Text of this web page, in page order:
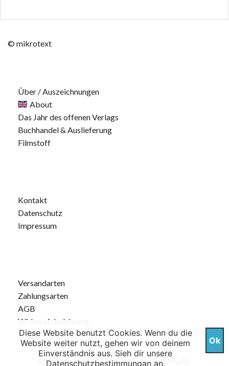
© mikrotext
Über / Auszeichnungen
About
Das Jahr des offenen Verlags
Buchhandel & Auslieferung
Filmstoff
Kontakt
Datenschutz
Impressum
Versandarten
Zahlungsarten
AGB
Widerrufsbelehrung
Alle Preise inkl. der gesetzlichen MwSt.
Diese Website benutzt Cookies. Wenn du die
Website weiter nutzt, gehen wir von deinem
Einverständnis aus. Sieh dir unsere
Datenschutzbestimmunganan.
Ok